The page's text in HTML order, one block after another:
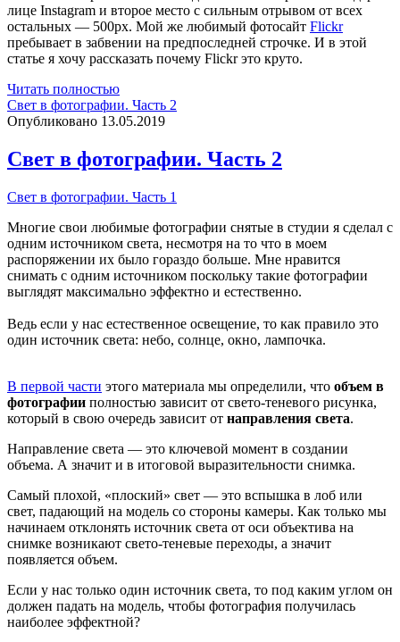
лице Instagram и второе место с сильным отрывом от всех
остальных — 500px. Мой же любимый фотосайт Flickr
пребывает в забвении на предпоследней строчке. И в этой
статье я хочу рассказать почему Flickr это круто.
Читать полностьюFlickr
для
фотографов
Свет в фотографии. Часть 2
Опубликовано 13.05.2019
Свет в фотографии. Часть 2
Свет в фотографии. Часть 1
Многие свои любимые фотографии снятые в студии я сделал с
одним источником света, несмотря на то что в моем
распоряжении их было гораздо больше. Мне нравится
снимать с одним источником поскольку такие фотографии
выглядят максимально эффектно и естественно.
Ведь если у нас естественное освещение, то как правило это
один источник света: небо, солнце, окно, лампочка.
В первой части этого материала мы определили, что объем в
фотографии полностью зависит от свето-теневого рисунка,
который в свою очередь зависит от направления света.
Направление света — это ключевой момент в создании
объема. А значит и в итоговой выразительности снимка.
Самый плохой, «плоский» свет — это вспышка в лоб или
свет, падающий на модель со стороны камеры. Как только мы
начинаем отклонять источник света от оси объектива на
снимке возникают свето-теневые переходы, а значит
появляется объем.
Если у нас только один источник света, то под каким углом он
должен падать на модель, чтобы фотография получилась
наиболее эффектной?